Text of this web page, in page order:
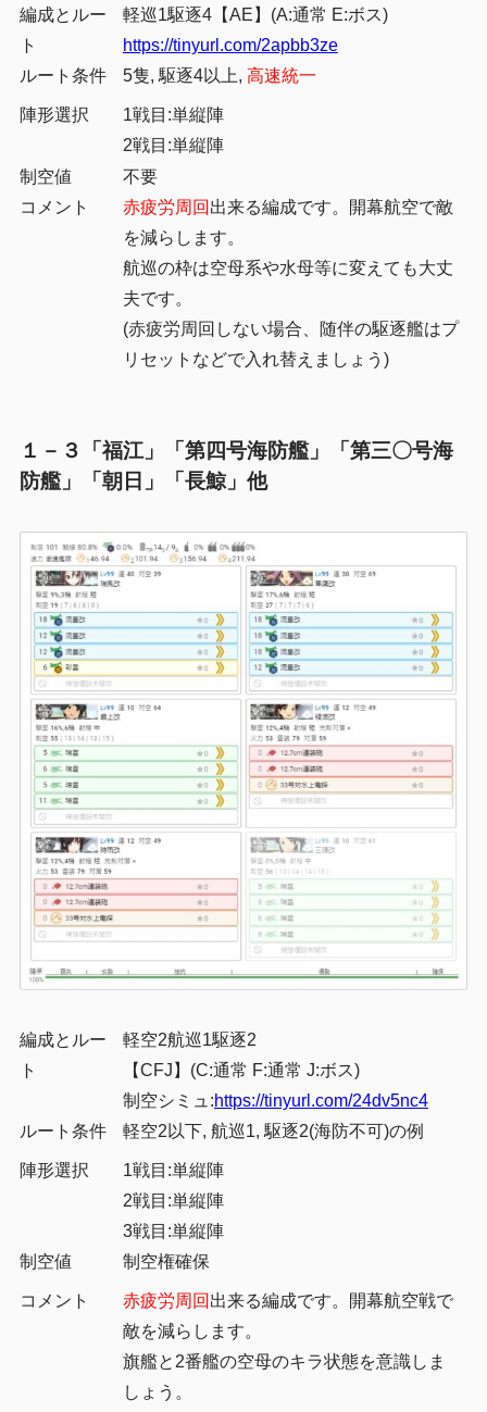
編成とルー
ト
軽巡1駆逐4【AE】(A:通常 E:ボス)
https://tinyurl.com/2apbb3ze
ルート条件
5隻, 駆逐4以上, 高速統一
陣形選択
1戦目:単縦陣
2戦目:単縦陣
制空値
不要
コメント
赤疲労周回 出来る編成です。開幕航空で敵
を減らします。
航巡の枠は空母系や水母等に変えても大丈
夫です。
(赤疲労周回しない場合、随伴の駆逐艦はプ
リセットなどで入れ替えましょう)
１－３「福江」「第四号海防艦」「第三〇号海
防艦」「朝日」「長鯨」他
編成とルー
ト
軽空2航巡1駆逐2
【CFJ】(C:通常 F:通常 J:ボス)
制空シミュ:https://tinyurl.com/24dv5nc4
ルート条件
軽空2以下, 航巡1, 駆逐2(海防不可)の例
陣形選択
1戦目:単縦陣
2戦目:単縦陣
3戦目:単縦陣
制空値
制空権確保
コメント 赤疲労周回 出来る編成です。開幕航空戦で
敵を減らします。
旗艦と2番艦の空母のキラ状態を意識しま
しょう。